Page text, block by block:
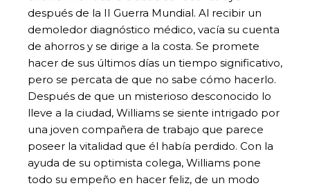
después de la II Guerra Mundial. Al recibir un
demoledor diagnóstico médico, vacía su cuenta
de ahorros y se dirige a la costa. Se promete
hacer de sus últimos días un tiempo significativo,
pero se percata de que no sabe cómo hacerlo.
Después de que un misterioso desconocido lo
lleve a la ciudad, Williams se siente intrigado por
una joven compañera de trabajo que parece
poseer la vitalidad que él había perdido. Con la
ayuda de su optimista colega, Williams pone
todo su empeño en hacer feliz, de un modo